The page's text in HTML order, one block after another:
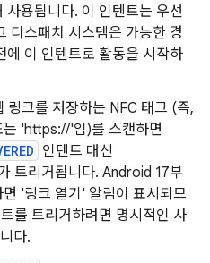
사용됩니다. 이 인텐트는 우선
디스패치 시스템은 가능한 경
에 이 인텐트로 활동을 시작하
링크를 저장하는 NFC 태그 (즉,
'https://'임)를 스캔하면
인텐트 대신
트리거됩니다. Android 17부
'링크 열기' 알림이 표시되므
를 트리거하려면 명시적인 사
다.